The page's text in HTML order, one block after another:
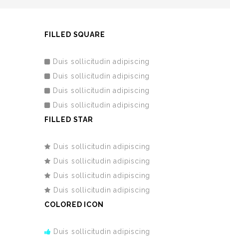
FILLED SQUARE
Duis sollicitudin adipiscing
Duis sollicitudin adipiscing
Duis sollicitudin adipiscing
Duis sollicitudin adipiscing
FILLED STAR
Duis sollicitudin adipiscing
Duis sollicitudin adipiscing
Duis sollicitudin adipiscing
Duis sollicitudin adipiscing
COLORED ICON
Duis sollicitudin adipiscing